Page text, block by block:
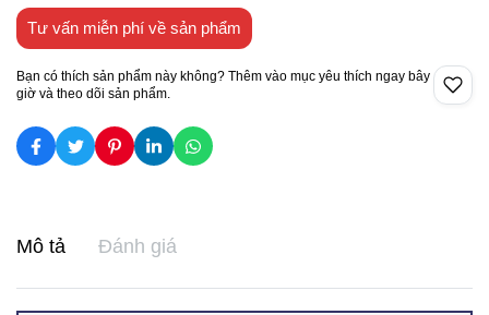
Tư vấn miễn phí về sản phẩm
Bạn có thích sản phẩm này không? Thêm vào mục yêu thích ngay bây
giờ và theo dõi sản phẩm.
Mô tả Đánh giá